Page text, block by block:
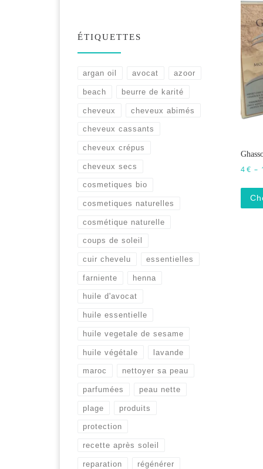
4€ –
ÉTIQUETTES
argan oil avocat azoor
beach beurre de karité
cheveux cheveux abimés
cheveux cassants
cheveux crépus
cheveux secs
cosmetiques bio
cosmetiques naturelles
cosmétique naturelle
coups de soleil
cuir chevelu essentielles
farniente henna
huile d'avocat
huile essentielle
huile vegetale de sesame
huile végétale lavande
maroc nettoyer sa peau
parfumées peau nette
plage produits
protection
recette après soleil
reparation régénérer